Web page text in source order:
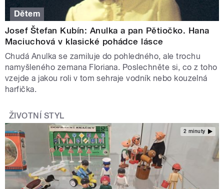
Dětem
Josef Štefan Kubín: Anulka a pan Pětiočko. Hana
Maciuchová v klasické pohádce lásce
Chudá Anulka se zamiluje do pohledného, ale trochu
namyšleného zemana Floriana. Poslechněte si, co z toho
vzejde a jakou roli v tom sehraje vodník nebo kouzelná
harfička.
ŽIVOTNÍ STYL
2 minuty